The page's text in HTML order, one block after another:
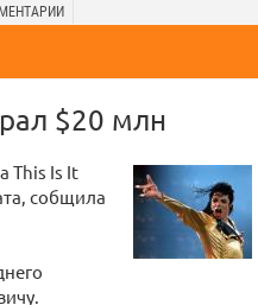
$20 млн
This Is It
собщила